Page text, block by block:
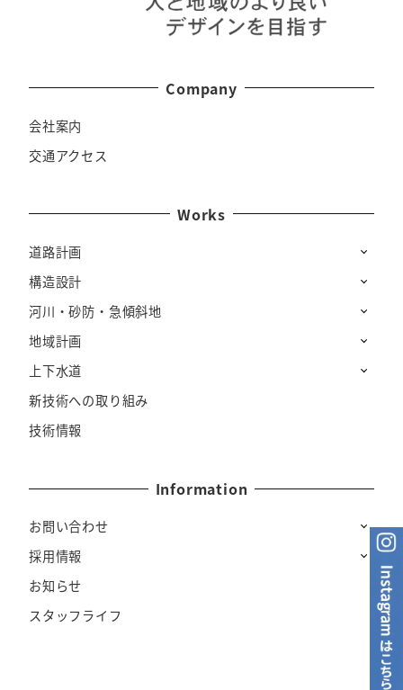
Company
会社案内
交通アクセス
Works
道路計画
構造設計
河川・砂防・急傾斜地
地域計画
上下水道
新技術への取り組み
技術情報
Information
お問い合わせ
採用情報
お知らせ
スタッフライフ